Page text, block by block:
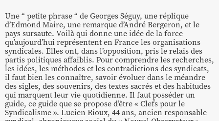
Une “ petite phrase “ de Georges Séguy, une réplique
d’Edmond Maire, une remarque d’André Bergeron, et le
pays sursaute. Voilà qui donne une idée de la force
qu’aujourd’hui représentent en France les organisations
syndicales. Elles ont, dans l’opposition, pris le relais des
partis politiques affaiblis. Pour comprendre les recherches,
les idées, les méthodes et les contradictions des syndicats,
il faut bien les connaître, savoir évoluer dans le méandre
des sigles, des souvenirs, des textes sacrés et des habitudes
qui marquent leur vie quotidienne. Il faut posséder un
guide, ce guide que se propose d’être « Clefs pour le
Syndicalisme ». Lucien Rioux, 44 ans, ancien responsable